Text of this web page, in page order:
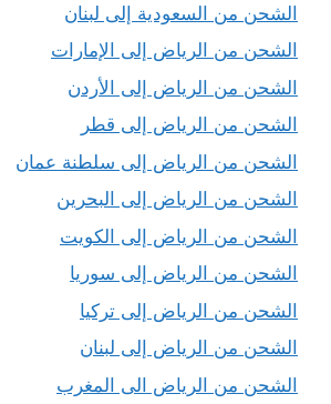
الشحن من السعودية إلى لبنان
الشحن من الرياض إلى الإمارات
الشحن من الرياض إلى الأردن
الشحن من الرياض إلى قطر
الشحن من الرياض إلى سلطنة عمان
الشحن من الرياض إلى البحرين
الشحن من الرياض إلى الكويت
الشحن من الرياض إلى سوريا
الشحن من الرياض إلى تركيا
الشحن من الرياض إلى لبنان
الشحن من الرياض الى المغرب